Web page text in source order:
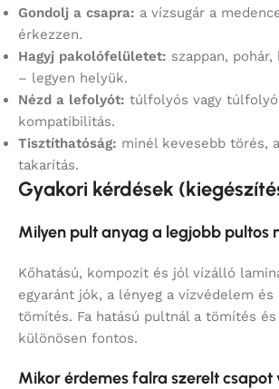
Gondolj a csapra: a vízsugár a
érkezzen.
Hagyj pakolófelületet: szappan,
– legyen helyük.
Nézd a lefolyót: túlfolyós vagy
kompatibilitás.
Tisztíthatóság: minél kevesebb törés,
takarítás.
Gyakori kérdések
Milyen pult anyag a legjobb pultos
Kőhatású, kompozit és jól vízálló
egyaránt jók, a lényeg a vízvédelem
tömítés. Fa hatású pultnál a tömítés és
különösen fontos.
Mikor érdemes falra szerelt csapot